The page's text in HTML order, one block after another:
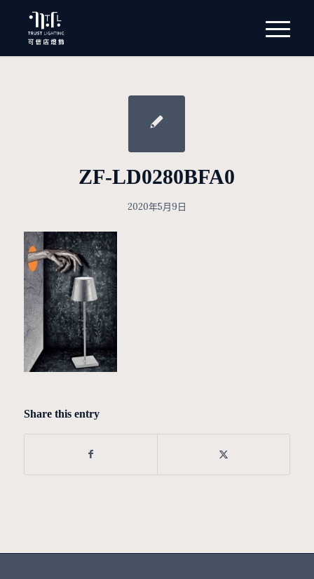
ZF-LD0280BFA0
2020年5月9日
Share this entry